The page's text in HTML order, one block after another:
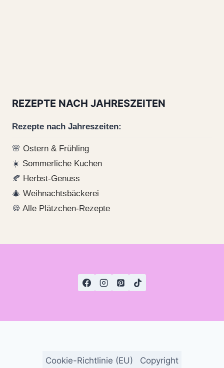
REZEPTE NACH JAHRESZEITEN
Rezepte nach Jahreszeiten:
🌸 Ostern & Frühling
☀️ Sommerliche Kuchen
🍂 Herbst-Genuss
🎄 Weihnachtsbäckerei
🍪 Alle Plätzchen-Rezepte
Cookie-Richtlinie (EU) Copyright